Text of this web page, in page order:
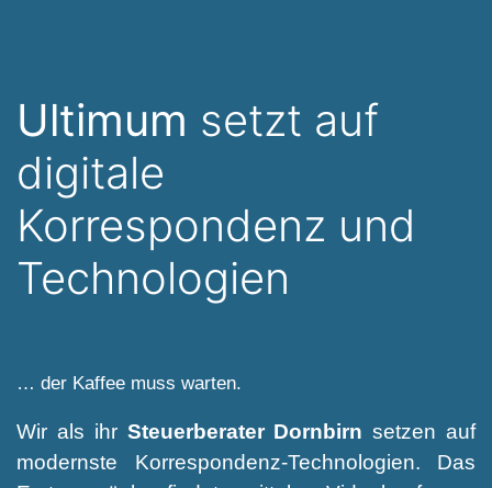
Ultimum setzt auf
digitale
Korrespondenz und
Technologien
… der Kaffee muss warten.
Wir als ihr Steuerberater Dornbirn setzen auf
modernste Korrespondenz-Technologien. Das